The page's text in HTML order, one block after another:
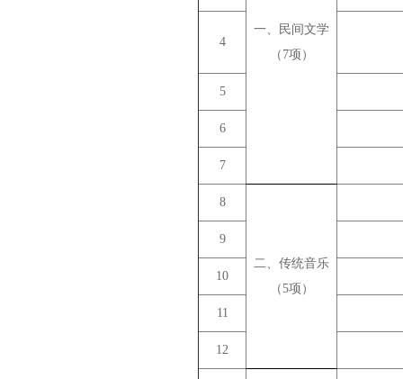
一、民间文学
（7项）
4
5
6
7
8
二、传统音乐
（5项）
9
10
11
12